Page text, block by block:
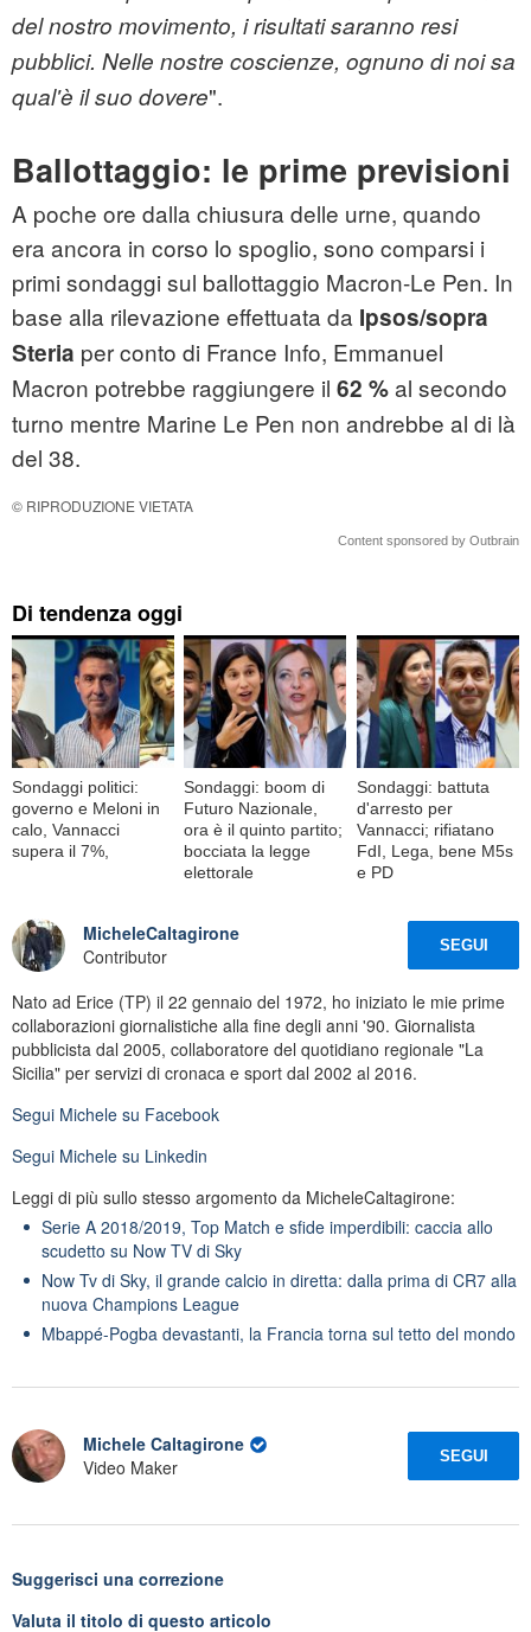
del nostro movimento, i risultati saranno resi
pubblici. Nelle nostre coscienze, ognuno di noi sa
qual'è il suo dovere".
Ballottaggio: le prime previsioni
A poche ore dalla chiusura delle urne, quando
era ancora in corso lo spoglio, sono comparsi i
primi sondaggi sul ballottaggio Macron-Le Pen. In
base alla rilevazione effettuata da Ipsos/sopra
Steria per conto di France Info, Emmanuel
Macron potrebbe raggiungere il 62 %al secondo
turno mentre Marine Le Pen non andrebbe al di là
del 38.
© RIPRODUZIONE VIETATA
Content sponsored by Outbrain
Di tendenza oggi
Sondaggi politici:
governo e Meloni in
calo, Vannacci
supera il 7%,
Sondaggi: boom di
Futuro Nazionale,
ora è il quinto partito;
bocciata la legge
elettorale
Sondaggi: battuta
d'arresto per
Vannacci; rifiatano
FdI, Lega, bene M5s
e PD
MicheleCaltagirone
Contributor
SEGUI
Nato ad Erice (TP) il 22 gennaio del 1972, ho iniziato le mie prime
collaborazioni giornalistiche alla fine degli anni '90. Giornalista
pubblicista dal 2005, collaboratore del quotidiano regionale "La
Sicilia" per servizi di cronaca e sport dal 2002 al 2016.
Segui Michele su Facebook
Segui Michele su Linkedin
Leggi di più sullo stesso argomento da MicheleCaltagirone:
Serie A 2018/2019, Top Match e sfide imperdibili: caccia allo
scudetto su Now TV di Sky
Now Tv di Sky, il grande calcio in diretta: dalla prima di CR7 alla
nuova Champions League
Mbappé-Pogba devastanti, la Francia torna sul tetto del mondo
Michele Caltagirone
Video Maker
SEGUI
Suggerisci una correzione
Valuta il titolo di questo articolo